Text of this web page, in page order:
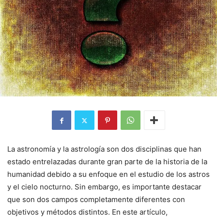
La astronomía y la astrología son dos disciplinas que han
estado entrelazadas durante gran parte de la historia de la
humanidad debido a su enfoque en el estudio de los astros
y el cielo nocturno. Sin embargo, es importante destacar
que son dos campos completamente diferentes con
objetivos y métodos distintos. En este artículo,